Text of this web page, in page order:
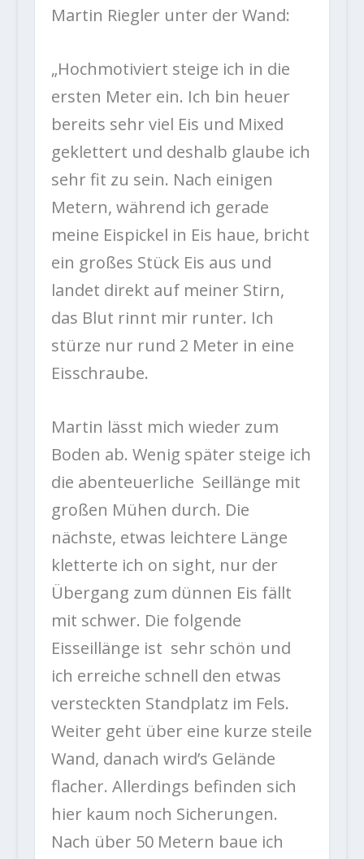
Martin Riegler unter der Wand:
„Hochmotiviert steige ich in die
ersten Meter ein. Ich bin heuer
bereits sehr viel Eis und Mixed
geklettert und deshalb glaube ich
sehr fit zu sein. Nach einigen
Metern, während ich gerade
meine Eispickel in Eis haue, bricht
ein großes Stück Eis aus und
landet direkt auf meiner Stirn,
das Blut rinnt mir runter. Ich
stürze nur rund 2 Meter in eine
Eisschraube.
Martin lässt mich wieder zum
Boden ab. Wenig später steige ich
die abenteuerliche Seillänge mit
großen Mühen durch. Die
nächste, etwas leichtere Länge
kletterte ich on sight, nur der
Übergang zum dünnen Eis fällt
mit schwer. Die folgende
Eisseillänge ist sehr schön und
ich erreiche schnell den etwas
versteckten Standplatz im Fels.
Weiter geht über eine kurze steile
Wand, danach wird’s Gelände
flacher. Allerdings befinden sich
hier kaum noch Sicherungen.
Nach über 50 Metern baue ich